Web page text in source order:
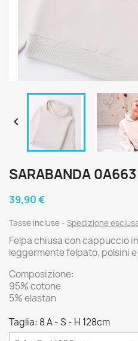

SARABANDA
39,90 €
Tasse incluse Spedizione
Felpa chiusa con cappuccio
leggermente felpato, polsini
Composizione:
95% cotone
5% elastan
Taglia: 8 A - S - H 128cm